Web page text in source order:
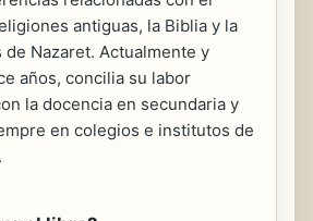
antiguas, la Biblia y la
Nazaret. Actualmente y
años, concilia su labor
la docencia en secundaria y
en colegios e institutos de